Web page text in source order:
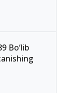
ballari